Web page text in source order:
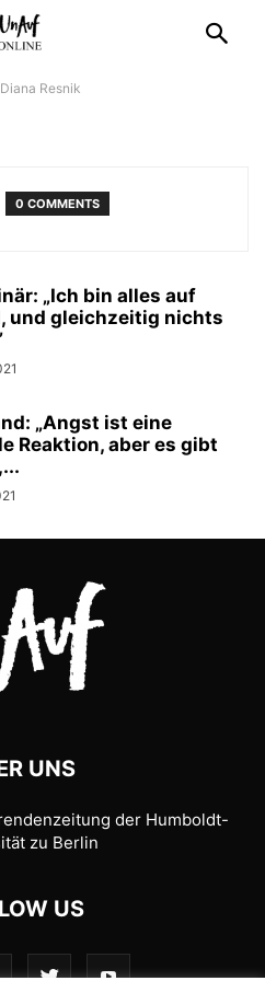
Resnik
0 COMMENTS
„Ich bin alles auf
und gleichzeitig nichts
„Angst ist eine
Reaktion, aber es gibt
UNS
der Humboldt-
zu Berlin
US